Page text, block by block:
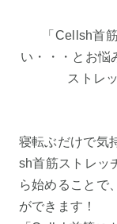
「Cellsh首
い・・・とお悩
ストレ
寝転ぶだけで気
sh首筋ストレッ
ら始めることで
ができます！